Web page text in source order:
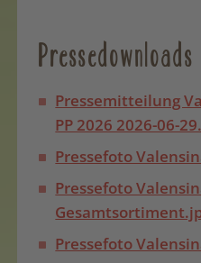
Pressedownloads
Pressemitteilung
PP 2026 2026-06-
Pressefoto
Pressefoto
Pressefoto